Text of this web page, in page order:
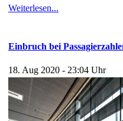
Weiterlesen...
Einbruch bei
18. Aug 2020 - 23:04 Uhr